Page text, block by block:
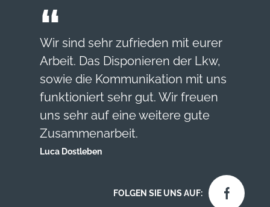
Wir sind sehr zufrieden mit eurer
Arbeit. Das Disponieren der Lkw,
sowie die Kommunikation mit uns
funktioniert sehr gut. Wir freuen
uns sehr auf eine weitere gute
Zusammenarbeit.
Luca Dostleben
FOLGEN SIE UNS AUF: